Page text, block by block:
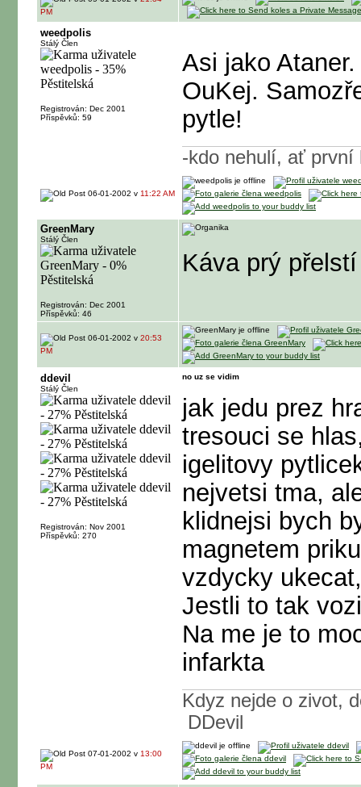
PM
weedpolis
Stálý Člen
Registrován: Dec 2001
Příspěvků: 59
Asi jako
OuKej.
pytle!
-kdo nehulí, ať první
06-01-2002 v 11:22 AM
GreenMary
Stálý Člen
Registrován: Dec 2001
Příspěvků: 46
Káva prý
06-01-2002 v 20:53
PM
ddevil
Stálý Člen
Registrován: Nov 2001
Příspěvků: 270
no uz se vidim
jak jedu prez
tresouci se
igelitovy
nejvetsi tma,
klidnejsi bych
magnetem
vzdycky
Jestli to tak
Na me je to
infarkta
Kdyz nejde o zivot,
DDevil
07-01-2002 v 13:00
PM